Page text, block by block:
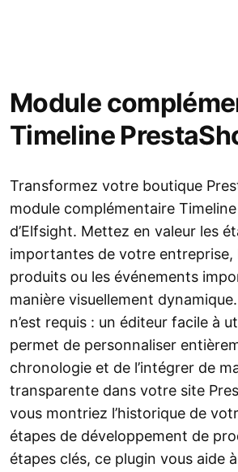
Module
Timeline
Transformez votre boutique
module complémentaire
d’Elfsight. Mettez en valeur les
importantes de votre entreprise,
produits ou les événements
manière visuellement
n’est requis : un éditeur facile à
permet de personnaliser
chronologie et de l’intégrer de
transparente dans votre site
vous montriez l’historique de
étapes de développement de
étapes clés, ce plugin vous aide